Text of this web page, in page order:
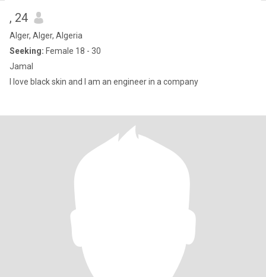
, 24
Alger, Alger, Algeria
Seeking: Female 18 - 30
Jamal
I love black skin and I am an engineer in a company